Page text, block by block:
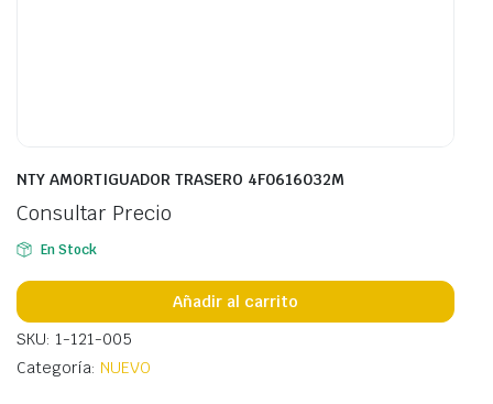
NTY AMORTIGUADOR TRASERO 4F0616032M
Consultar Precio
En Stock
Añadir al carrito
SKU: 1-121-005
Categoría: NUEVO